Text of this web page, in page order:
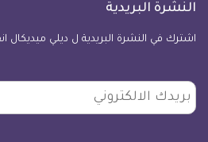
النشرة البريدية
اشترك في النشرة البريدية ل ديلي ميديكال
بريدك
الالكتروني